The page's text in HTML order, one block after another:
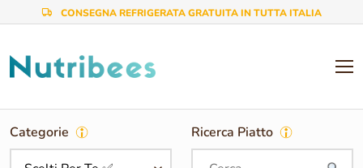
CONSEGNA REFRIGERATA GRATUITA IN TUTTA ITALIA
AREA PERSONALE
Categorie Ricerca Piatto